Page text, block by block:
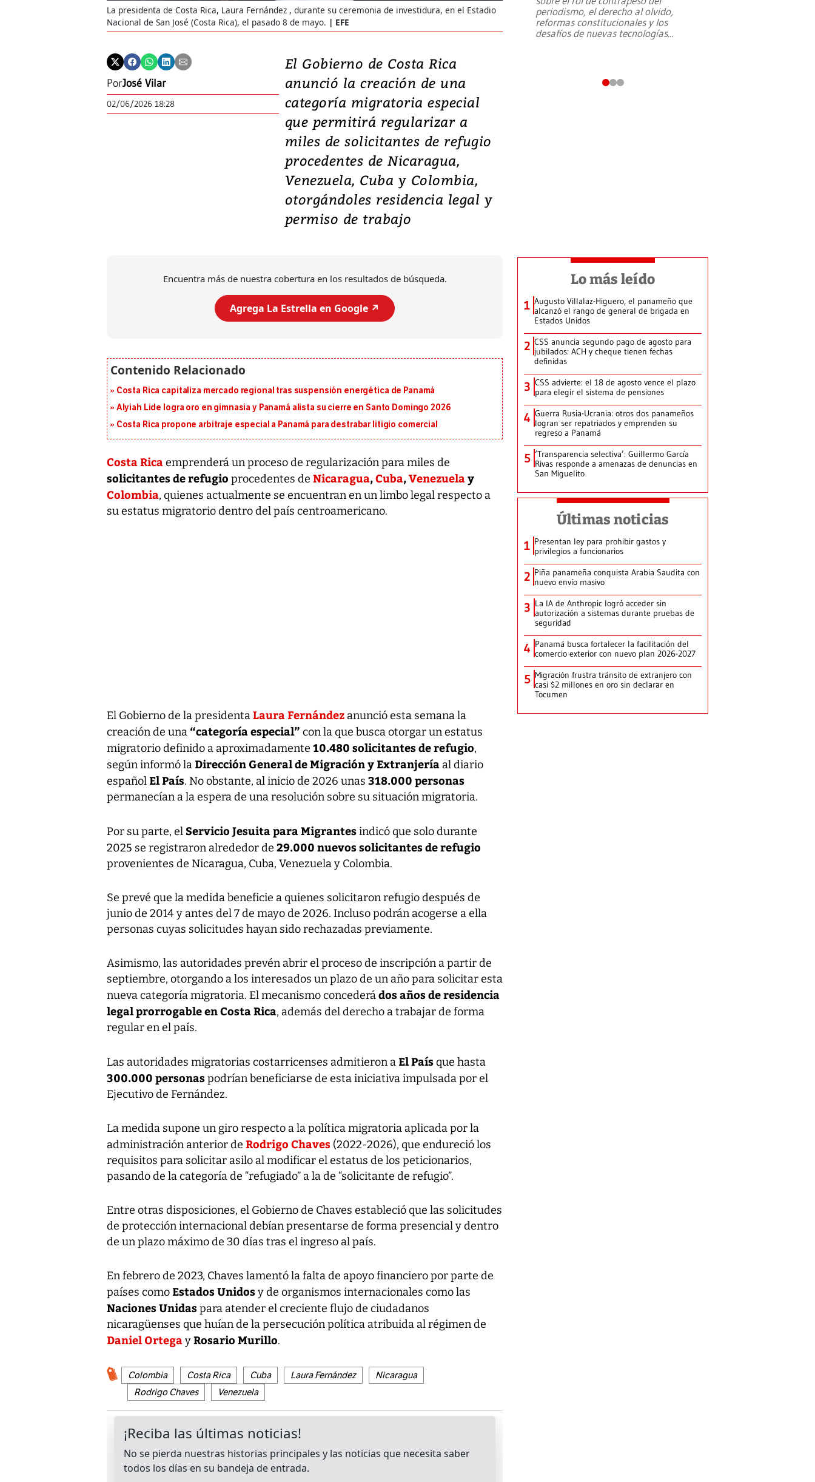
La presidenta de Costa Rica, Laura Fernández , durante su ceremonia de investidura, en el Estadio
Nacional de San José (Costa Rica), el pasado 8 de mayo.
EFE
PorJosé Vilar
02/06/2026 18:28
El Gobierno de Costa Rica
anunció la creación de una
categoría migratoria especial
que permitirá regularizar a
miles de solicitantes de refugio
procedentes de Nicaragua,
Venezuela, Cuba y Colombia,
otorgándoles residencia legal y
permiso de trabajo
Encuentra más de nuestra cobertura en los resultados de búsqueda.
Agrega La Estrella en Google ↗️
Costa Rica capitaliza mercado regional tras suspensión energética de Panamá
Alyiah Lide logra oro en gimnasia y Panamá alista su cierre en Santo Domingo 2026
Costa Rica propone arbitraje especial a Panamá para destrabar litigio comercial
Costa Ricaemprenderá un proceso de regularización para miles de
solicitantes de refugio procedentes de Nicaragua,Cuba,Venezuelay
Colombia, quienes actualmente se encuentran en un limbo legal respecto a
su estatus migratorio dentro del país centroamericano.
El Gobierno de la presidentaLaura Fernández anunció esta semana la
creación de una “categoría especial” con la que busca otorgar un estatus
migratorio definido a aproximadamente 10.480 solicitantes de refugio,
según informó la Dirección General de Migración y Extranjería al diario
español El País. No obstante, al inicio de 2026 unas 318.000 personas
permanecían a la espera de una resolución sobre su situación migratoria.
Por su parte, el Servicio Jesuita para Migrantesindicó que solo durante
2025 se registraron alrededor de 29.000 nuevos solicitantes de refugio
provenientes de Nicaragua, Cuba, Venezuela y Colombia.
Se prevé que la medida beneficie a quienes solicitaron refugio después de
junio de 2014 y antes del 7 de mayo de 2026. Incluso podrán acogerse a ella
personas cuyas solicitudes hayan sido rechazadas previamente.
Asimismo, las autoridades prevén abrir el proceso de inscripción a partir de
septiembre, otorgando a los interesados un plazo de un año para solicitar esta
nueva categoría migratoria. El mecanismo concederádos años de residencia
legal prorrogable en Costa Rica, además del derecho a trabajar de forma
regular en el país.
Las autoridades migratorias costarricenses admitieron a El Paísque hasta
300.000 personaspodrían beneficiarse de esta iniciativa impulsada por el
Ejecutivo de Fernández.
La medida supone un giro respecto a la política migratoria aplicada por la
administración anterior de Rodrigo Chaves (2022-2026), que endureció los
requisitos para solicitar asilo al modificar el estatus de los peticionarios,
pasando de la categoría de “refugiado” a la de “solicitante de refugio”.
Entre otras disposiciones, el Gobierno de Chaves estableció que las solicitudes
de protección internacional debían presentarse de forma presencial y dentro
de un plazo máximo de 30 días tras el ingreso al país.
En febrero de 2023, Chaves lamentó la falta de apoyo financiero por parte de
países como Estados Unidosy de organismos internacionales como las
Naciones Unidaspara atender el creciente flujo de ciudadanos
nicaragüenses que huían de la persecución política atribuida al régimen de
Daniel OrtegayRosario Murillo.
Colombia Costa Rica Cuba Laura Fernández
Nicaragua
Rodrigo Chaves
Venezuela
periodismo, el derecho al olvido,
reformas constitucionales y los
desafíos de nuevas tecnologías...
Lo más leído
1 Augusto Villalaz-Higuero, el panameño que
alcanzó el rango de general de brigada en
Estados Unidos
2 CSS anuncia segundo pago de agosto para
jubilados: ACH y cheque tienen fechas
definidas
3 CSS advierte: el 18 de agosto vence el plazo
para elegir el sistema de pensiones
4 Guerra Rusia-Ucrania: otros dos panameños
logran ser repatriados y emprenden su
regreso a Panamá
5 ‘Transparencia selectiva’: Guillermo García
Rivas responde a amenazas de denuncias en
San Miguelito
Últimas noticias
1 Presentan ley para prohibir gastos y
privilegios a funcionarios
2 Piña panameña conquista Arabia Saudita con
nuevo envío masivo
3 La IA de Anthropic logró acceder sin
autorización a sistemas durante pruebas de
seguridad
4 Panamá busca fortalecer la facilitación del
comercio exterior con nuevo plan 2026-2027
5 Migración frustra tránsito de extranjero con
casi $2 millones en oro sin declarar en
Tocumen